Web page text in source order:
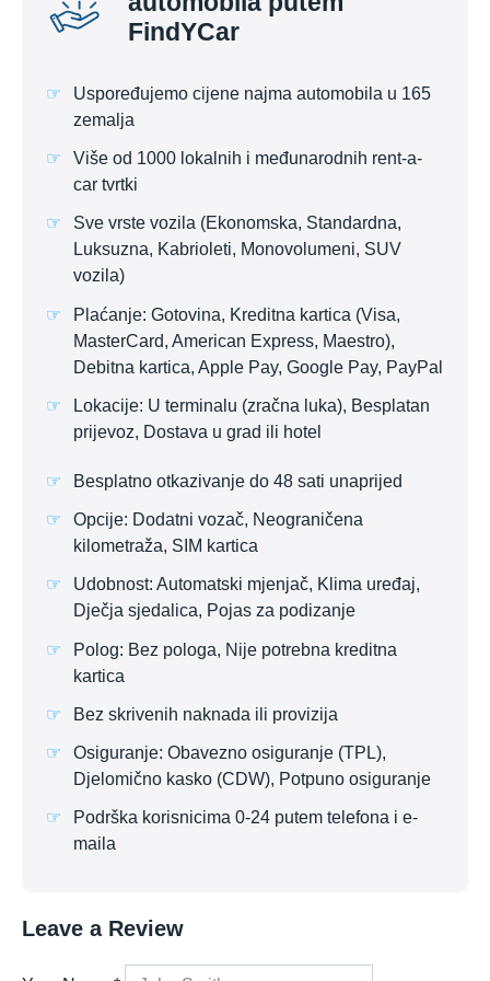
FindYCar
Uspoređujemo cijene najma automobila u 165
zemalja
Više od 1000 lokalnih i međunarodnih rent-a-
car tvrtki
Sve vrste vozila (Ekonomska, Standardna,
Luksuzna, Kabrioleti, Monovolumeni, SUV
vozila)
Plaćanje: Gotovina, Kreditna kartica (Visa,
MasterCard, American Express, Maestro),
Debitna kartica, Apple Pay, Google Pay, PayPal
Lokacije: U terminalu (zračna luka), Besplatan
prijevoz, Dostava u grad ili hotel
Besplatno otkazivanje do 48 sati unaprijed
Opcije: Dodatni vozač, Neograničena
kilometraža, SIM kartica
Udobnost: Automatski mjenjač, Klima uređaj,
Dječja sjedalica, Pojas za podizanje
Polog: Bez pologa, Nije potrebna kreditna
kartica
Bez skrivenih naknada ili provizija
Osiguranje: Obavezno osiguranje (TPL),
Djelomično kasko (CDW), Potpuno osiguranje
Podrška korisnicima 0-24 putem telefona i e-
maila
Leave a Review